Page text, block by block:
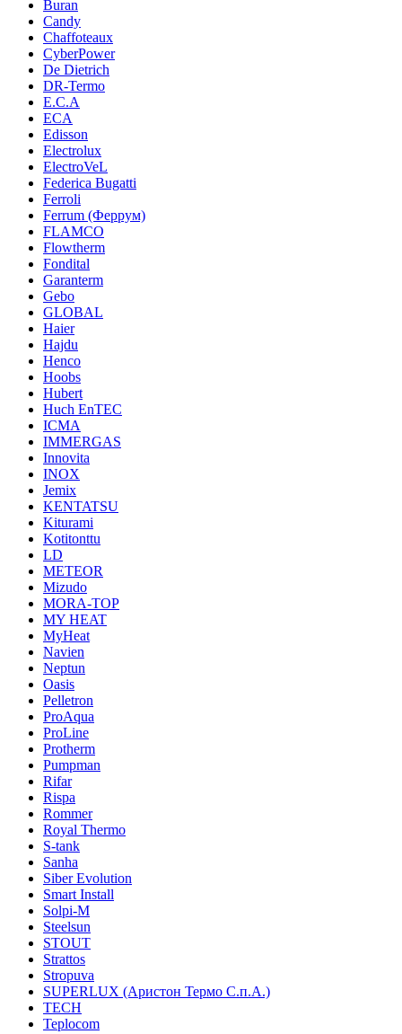
Buran
Candy
Chaffoteaux
CyberPower
De Dietrich
DR-Termo
E.C.A
ECA
Edisson
Electrolux
ElectroVeL
Federica Bugatti
Ferroli
Ferrum (Феррум)
FLAMCO
Flowtherm
Fondital
Garanterm
Gebo
GLOBAL
Haier
Hajdu
Henco
Hoobs
Hubert
Huch EnTEC
ICMA
IMMERGAS
Innovita
INOX
Jemix
KENTATSU
Kiturami
Kotitonttu
LD
METEOR
Mizudo
MORA-TOP
MY HEAT
MyHeat
Navien
Neptun
Oasis
Pelletron
ProAqua
ProLine
Protherm
Pumpman
Rifar
Rispa
Rommer
Royal Thermo
S-tank
Sanha
Siber Evolution
Smart Install
Solpi-M
Steelsun
STOUT
Strattos
Stropuva
SUPERLUX (Аристон Термо С.п.А.)
TECH
Teplocom